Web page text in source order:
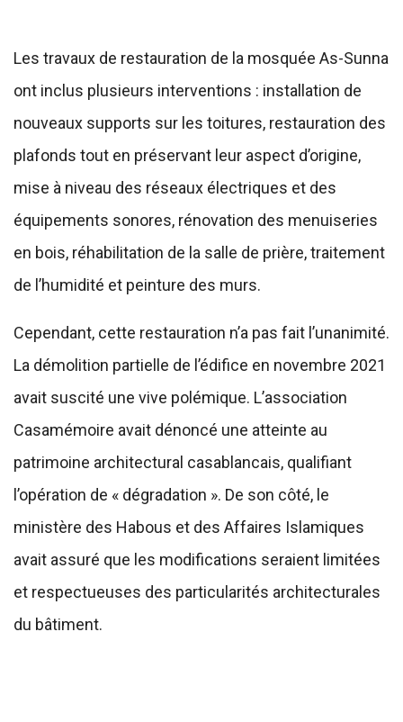
Les travaux de restauration de la mosquée As-Sunna
ont inclus plusieurs interventions : installation de
nouveaux supports sur les toitures, restauration des
plafonds tout en préservant leur aspect d’origine,
mise à niveau des réseaux électriques et des
équipements sonores, rénovation des menuiseries
en bois, réhabilitation de la salle de prière, traitement
de l’humidité et peinture des murs.
Cependant, cette restauration n’a pas fait l’unanimité.
La démolition partielle de l’édifice en novembre 2021
avait suscité une vive polémique. L’association
Casamémoire avait dénoncé une atteinte au
patrimoine architectural casablancais, qualifiant
l’opération de « dégradation ». De son côté, le
ministère des Habous et des Affaires Islamiques
avait assuré que les modifications seraient limitées
et respectueuses des particularités architecturales
du bâtiment.